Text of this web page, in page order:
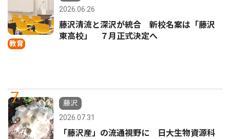
教育
2026.06.26
藤沢清流と深沢が統合 新校名案は「藤沢
東高校」 ７月正式決定へ
7
藤沢
2026.07.31
「藤沢産」の流通視野に 日大生物資源科